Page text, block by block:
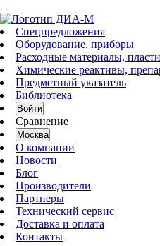
Спецпредложения
Оборудование, приборы
Расходные материалы,
Химические реактивы,
Предметный указатель
Библиотека
Войти
Сравнение
Москва
О компании
Новости
Блог
Производители
Партнеры
Технический сервис
Доставка и оплата
Контакты